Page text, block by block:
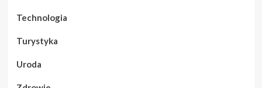
Technologia
Turystyka
Uroda